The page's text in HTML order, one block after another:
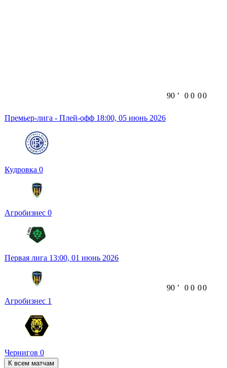
Премьер-лига - Плей-офф 18:00, 05 июнь 2026
Кудровка 0
Агробизнес 0
90 ʼ 0 0 00
Первая лига 13:00, 01 июнь 2026
Агробизнес 1
Чернигов 0
90 ʼ 0 0 00
К всем матчам